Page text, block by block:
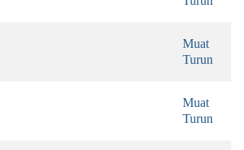
Muat
Turun
Muat
Turun